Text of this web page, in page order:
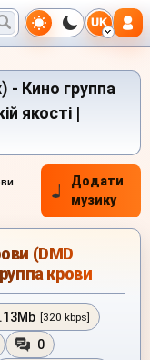
UK
- Кино группа
якості |
Додати
музику
(DMD
крови
[320 kbps]
0